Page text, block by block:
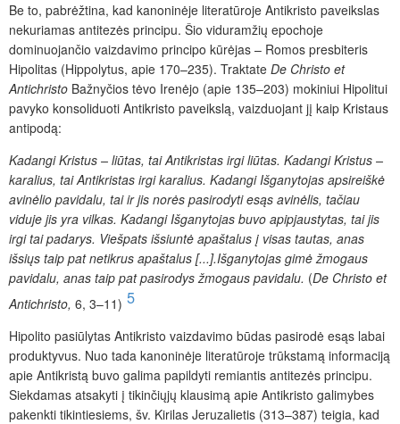
Be to, pabrėžtina, kad kanoninėje literatūroje Antikristo paveikslas
nekuriamas antitezės principu. Šio viduramžių epochoje
dominuojančio vaizdavimo principo kūrėjas – Romos presbiteris
Hipolitas (Hippolytus, apie 170–235). Traktate De Christo et
Antichristo Bažnyčios tėvo Irenėjo (apie 135–203) mokiniui Hipolitui
pavyko konsoliduoti Antikristo paveikslą, vaizduojant jį kaip Kristaus
antipodą:
Kadangi Kristus – liūtas, tai Antikristas irgi liūtas. Kadangi Kristus –
karalius, tai Antikristas irgi karalius. Kadangi Išganytojas apsireiškė
avinėlio pavidalu, tai ir jis norės pasirodyti esąs avinėlis, tačiau
viduje jis yra vilkas. Kadangi Išganytojas buvo apipjaustytas, tai jis
irgi tai padarys. Viešpats išsiuntė apaštalus į visas tautas, anas
išsiųs taip pat netikrus apaštalus [...].Išganytojas gimė žmogaus
pavidalu, anas taip pat pasirodys žmogaus pavidalu. (De Christo et
Antichristo, 6, 3–11) 5
Hipolito pasiūlytas Antikristo vaizdavimo būdas pasirodė esąs labai
produktyvus. Nuo tada kanoninėje literatūroje trūkstamą informaciją
apie Antikristą buvo galima papildyti remiantis antitezės principu.
Siekdamas atsakyti į tikinčiųjų klausimą apie Antikristo galimybes
pakenkti tikintiesiems, šv. Kirilas Jeruzalietis (313–387) teigia, kad